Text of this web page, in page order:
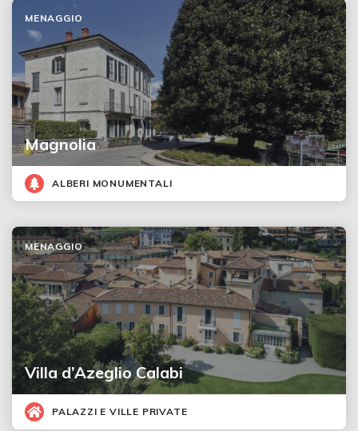
Magnolia
MENAGGIO
ALBERI MONUMENTALI
Villa d’Azeglio Calabi
MENAGGIO
PALAZZI E VILLE PRIVATE